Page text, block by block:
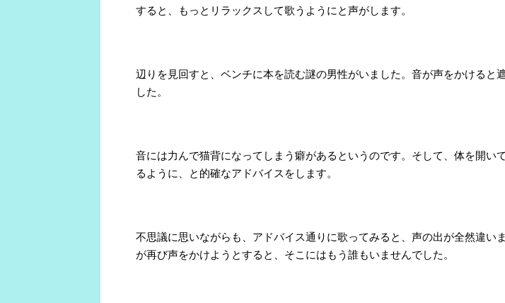
すると、もっとリラックスして歌うようにと声がします。
辺りを見回すと、ベンチに本を読む謎の男性がいました。音が声をかけると
した。
音には力んで猫背になってしまう癖があるというのです。そして、体を開い
るように、と的確なアドバイスをします。
不思議に思いながらも、アドバイス通りに歌ってみると、声の出が全然違い
が再び声をかけようとすると、そこにはもう誰もいませんでした。